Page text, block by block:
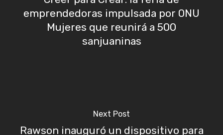
emprendedoras impulsada por ONU
Mujeres que reunirá a 500
sanjuaninas
Next Post
Rawson inauguró un dispositivo para